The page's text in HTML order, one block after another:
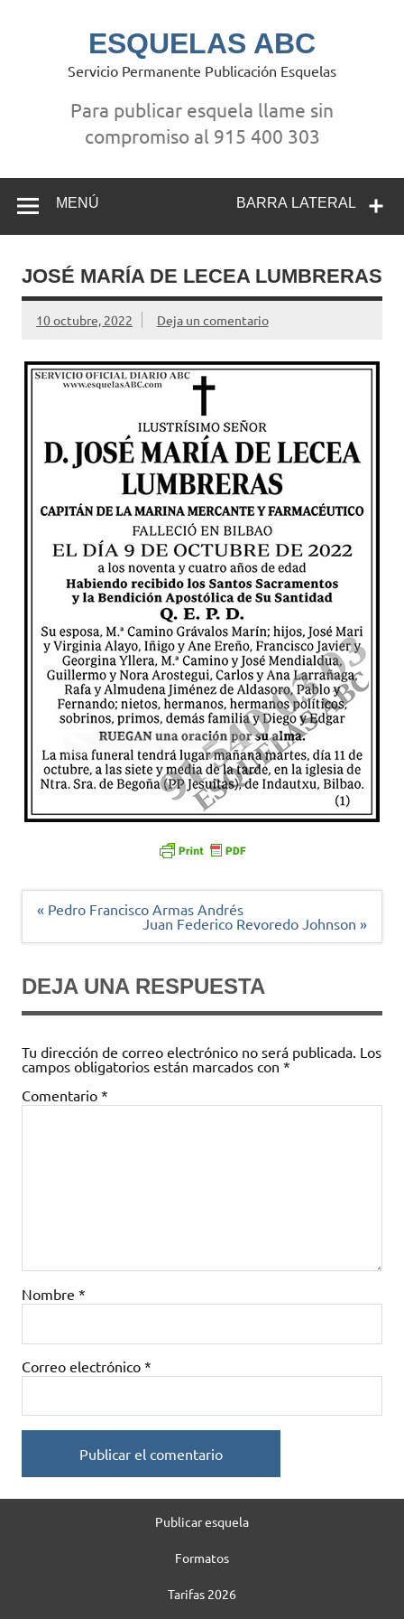
ESQUELAS ABC
Servicio Permanente Publicación Esquelas
Para publicar esquela llame sin
compromiso al 915 400 303
BARRA LATERAL
MENÚ
JOSÉ MARÍA DE LECEA LUMBRERAS
10 octubre, 2022 Deja un comentario
Navegación
« Pedro Francisco Armas Andrés
Juan Federico Revoredo Johnson »
DEJA UNA RESPUESTA
Tu dirección de correo electrónico no será publicada. Los
campos obligatorios están marcados con *
Comentario *
Nombre *
Correo electrónico *
Publicar esquela
Formatos
Tarifas 2026